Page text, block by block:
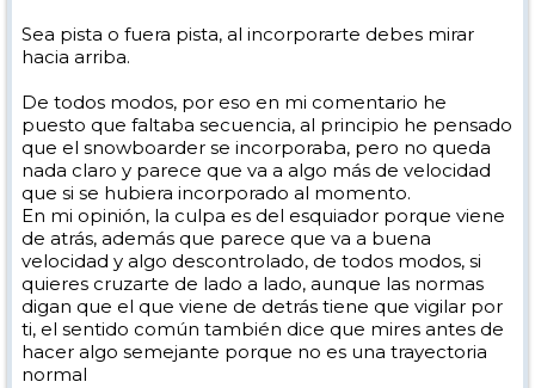
Sea pista o fuera pista, al incorporarte debes mirar
hacia arriba.
De todos modos, por eso en mi comentario he
puesto que faltaba secuencia, al principio he pensado
que el snowboarder se incorporaba, pero no queda
nada claro y parece que va a algo más de velocidad
que si se hubiera incorporado al momento.
En mi opinión, la culpa es del esquiador porque viene
de atrás, además que parece que va a buena
velocidad y algo descontrolado, de todos modos, si
quieres cruzarte de lado a lado, aunque las normas
digan que el que viene de detrás tiene que vigilar por
ti, el sentido común también dice que mires antes de
hacer algo semejante porque no es una trayectoria
normal